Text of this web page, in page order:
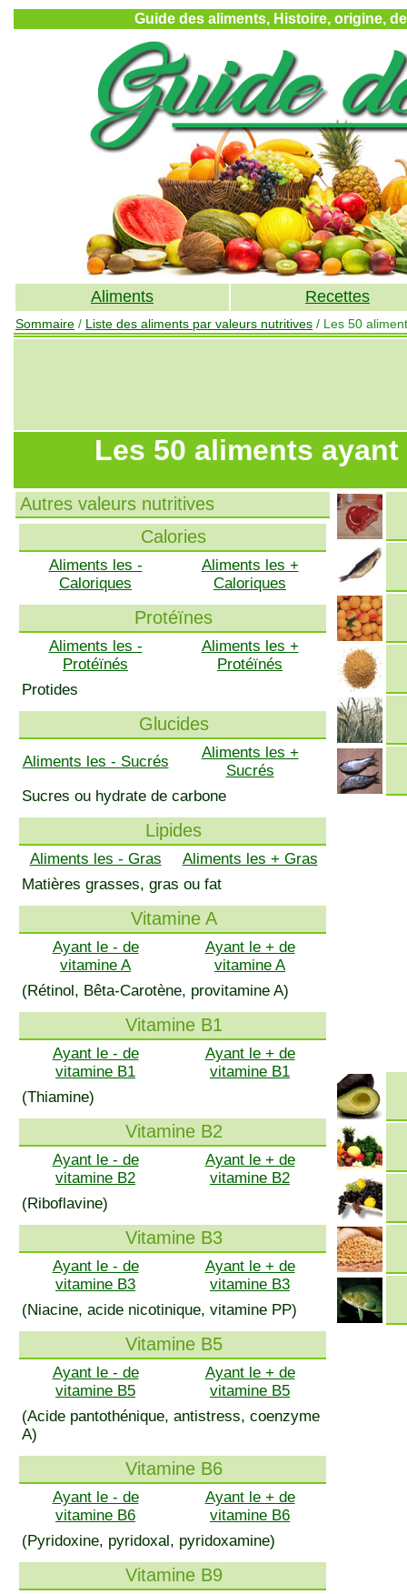
Guide des aliments, Histoire, origine,
Aliments Recettes
Sommaire / Liste des aliments par valeurs nutritives / Les 50
Les 50 aliments
Autres valeurs nutritives
Calories
Aliments les -
Caloriques
Aliments les +
Caloriques
Protéïnes
Aliments les -
Protéïnés
Aliments les +
Protéïnés
Protides
Glucides
Aliments les - Sucrés
Aliments les +
Sucrés
Sucres ou hydrate de carbone
Lipides
Aliments les - Gras
Aliments les + Gras
Matières grasses, gras ou fat
Vitamine A
Ayant le - de
vitamine A
Ayant le + de
vitamine A
(Rétinol, Bêta-Carotène, provitamine A)
Vitamine B1
Ayant le - de
vitamine B1
Ayant le + de
vitamine B1
(Thiamine)
Vitamine B2
Ayant le - de
vitamine B2
Ayant le + de
vitamine B2
(Riboflavine)
Vitamine B3
Ayant le - de
vitamine B3
Ayant le + de
vitamine B3
(Niacine, acide nicotinique, vitamine PP)
Vitamine B5
Ayant le - de
vitamine B5
Ayant le + de
vitamine B5
(Acide pantothénique, antistress, coenzyme
A)
Vitamine B6
Ayant le - de
vitamine B6
Ayant le + de
vitamine B6
(Pyridoxine, pyridoxal, pyridoxamine)
Vitamine B9